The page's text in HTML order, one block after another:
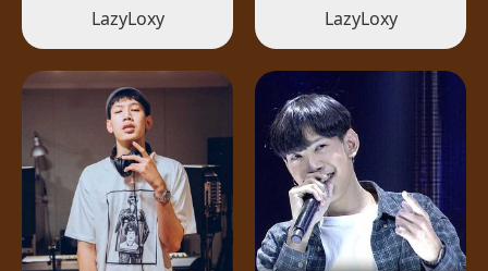
LazyLoxy LazyLoxy